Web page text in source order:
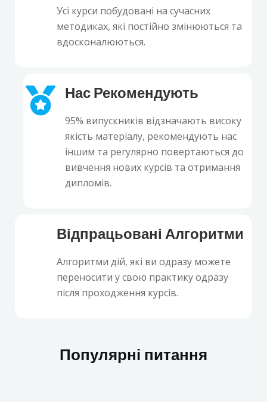
Усі курси побудовані на сучасних
методиках, які постійно змінюються та
вдосконалюються.
Нас Рекомендують
95% випускників відзначають високу
якість матеріалу, рекомендують нас
іншим та регулярно повертаються до
вивчення нових курсів та отримання
дипломів.
Відпрацьовані Алгоритми
Алгоритми дій, які ви одразу можете
переносити у свою практику одразу
після проходження курсів.
Популярні питання